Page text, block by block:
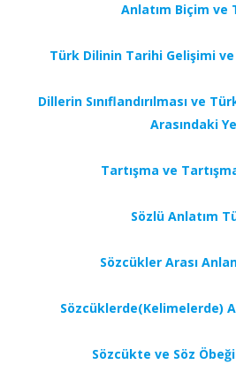
Anlatım Biçim ve
Türk Dilinin Tarihi Gelişimi
Dillerin Sınıflandırılması ve
Arasındaki
Tartışma ve
Sözlü Anlatım
Sözcükler Arası
Sözcüklerde(Kelimelerde)
Sözcükte ve Söz